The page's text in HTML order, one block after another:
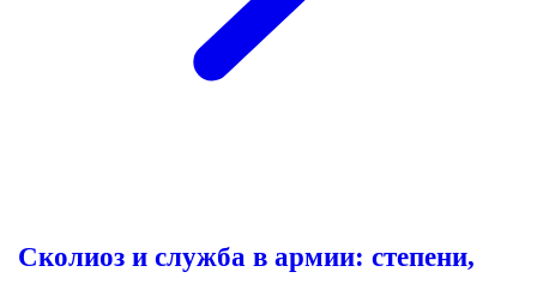
Сколиоз и служба в армии: степени,